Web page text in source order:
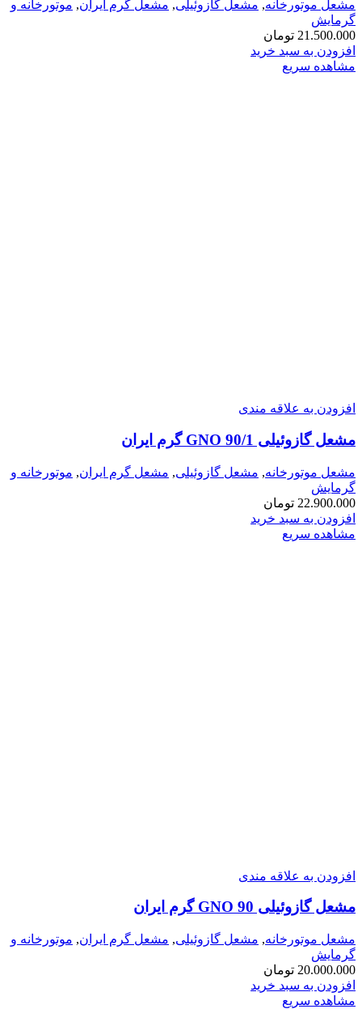
مشعل موتورخانه, مشعل گازوئیلی, مشعل گرم ایران, موتورخانه و
گرمایش
21.500.000 تومان
افزودن به سبد خرید
مشاهده سریع
افزودن به علاقه مندی
مشعل گازوئيلی GNO 90/1 گرم ایران
مشعل موتورخانه, مشعل گازوئیلی, مشعل گرم ایران, موتورخانه و
گرمایش
22.900.000 تومان
افزودن به سبد خرید
مشاهده سریع
افزودن به علاقه مندی
مشعل گازوئیلی GNO 90 گرم ایران
مشعل موتورخانه, مشعل گازوئیلی, مشعل گرم ایران, موتورخانه و
گرمایش
20.000.000 تومان
افزودن به سبد خرید
مشاهده سریع